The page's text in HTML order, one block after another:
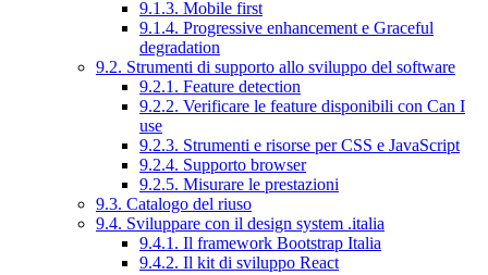
9.1.3. Mobile first
9.1.4. Progressive enhancement e Graceful
degradation
9.2. Strumenti di supporto allo sviluppo del software
9.2.1. Feature detection
9.2.2. Verificare le feature disponibili con Can I
use
9.2.3. Strumenti e risorse per CSS e JavaScript
9.2.4. Supporto browser
9.2.5. Misurare le prestazioni
9.3. Catalogo del riuso
9.4. Sviluppare con il design system .italia
9.4.1. Il framework Bootstrap Italia
9.4.2. Il kit di sviluppo React